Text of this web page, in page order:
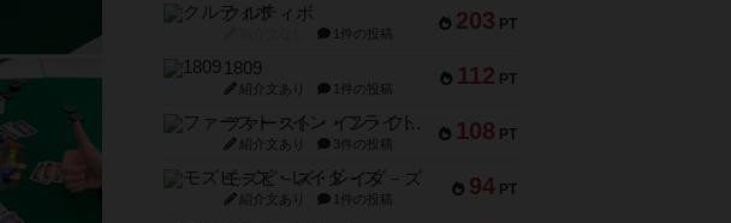
203 PT
クルティボ
1件の投稿
112 PT
1809
紹介文あり 1件の投稿
108 PT
ファースト・イン・フライト
紹介文あり 3件の投稿
94 PT
モズビ－ズ・レイダ－ズ
紹介文あり 1件の投稿